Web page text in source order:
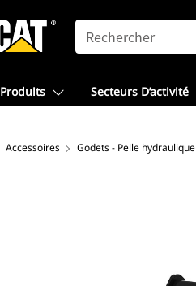
SEARCH
Produits Secteurs D’activité
Accessoires Godets - Pelle hydraulique